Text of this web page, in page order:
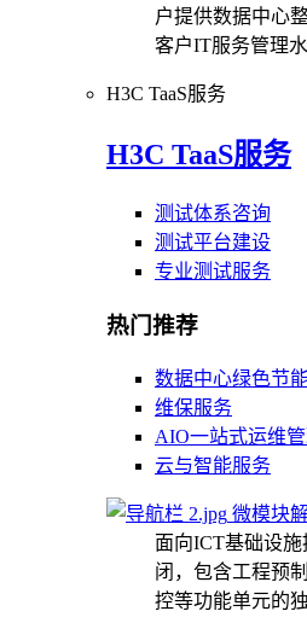
户提供数据中心
客户IT服务管理水
H3C TaaS服务
H3C TaaS服务
测试体系咨询
测试平台建设
专业测试服务
热门推荐
数据中心绿色节
维保服务
AIO一站式运维
云与智能服务
微模块
面向ICT基础设
闭，包含工程预
控等功能单元的